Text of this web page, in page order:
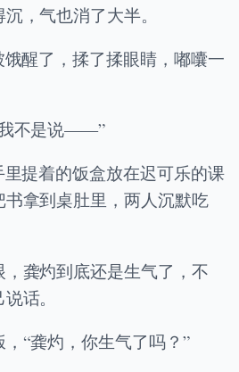
，气也消了大半。
醒了，揉了揉眼睛，嘟囔一
不是说——”
提着的饭盒放在迟可乐的课
拿到桌肚里，两人沉默吃
龚灼到底还是生气了，不
话。
“龚灼，你生气了吗？”